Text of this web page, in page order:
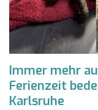
Immer mehr
Ferienzeit
Karlsruhe